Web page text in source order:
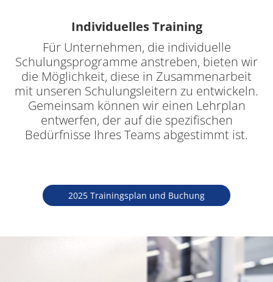
Individuelles Training
Für Unternehmen, die individuelle
Schulungsprogramme anstreben, bieten wir
die Möglichkeit, diese in Zusammenarbeit
mit unseren Schulungsleitern zu entwickeln.
Gemeinsam können wir einen Lehrplan
entwerfen, der auf die spezifischen
Bedürfnisse Ihres Teams abgestimmt ist.
2025 Trainingsplan und Buchung